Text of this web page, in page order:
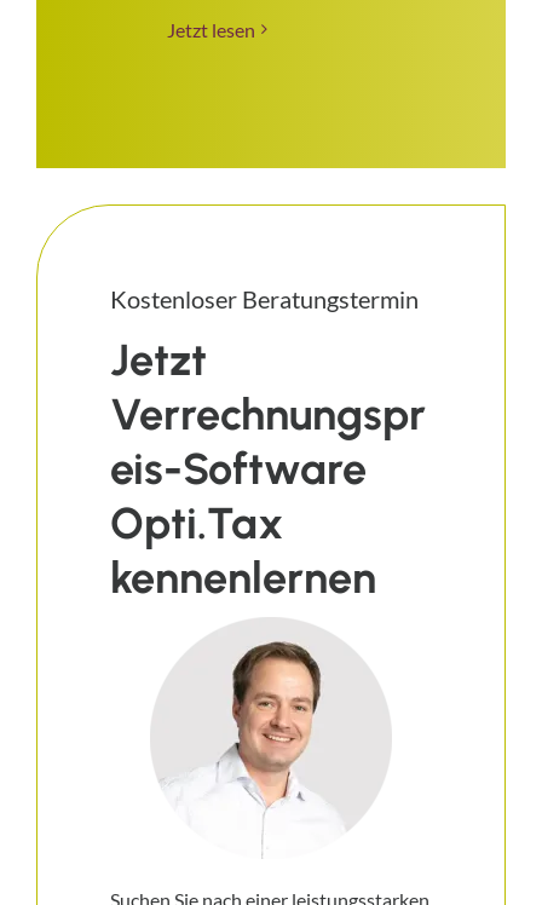
Jetzt lesen
Kostenloser Beratungstermin
Jetzt
Verrechnungspr
eis-Software
Opti.Tax
kennenlernen
Suchen Sie nach einer leistungsstarken